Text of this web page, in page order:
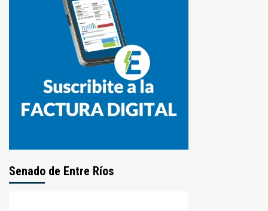
Senado de Entre Ríos